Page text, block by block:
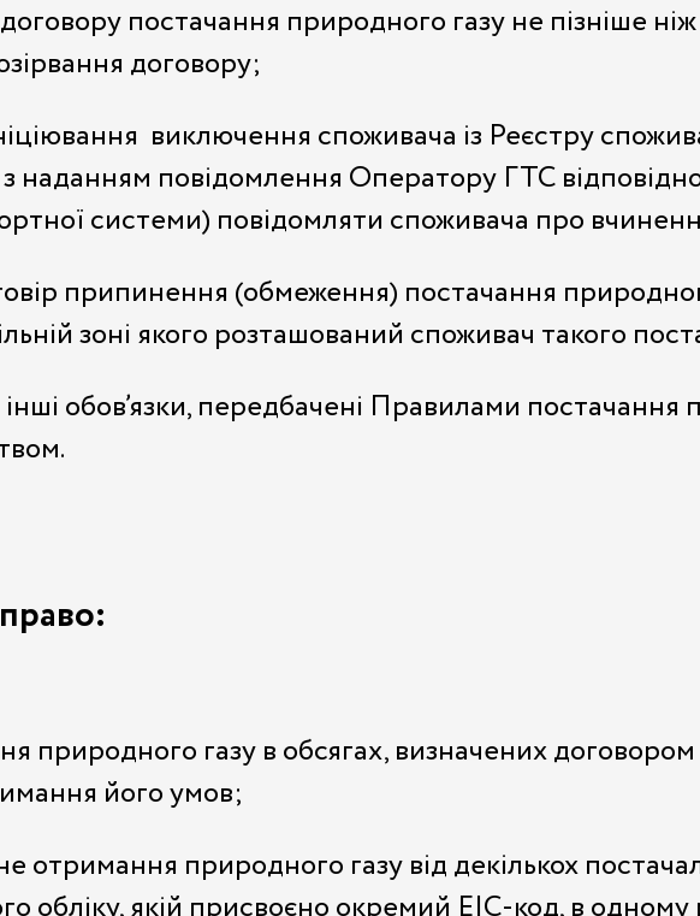
постачання природного газу не пізніше ніж
договору;
виключення споживача із Реєстру
наданням повідомлення Оператору ГТС
системи) повідомляти споживача про
припинення (обмеження) постачання
зоні якого розташований споживач такого
обов’язки, передбачені Правилами
природного газу в обсягах, визначених
його умов;
отримання природного газу від декількох